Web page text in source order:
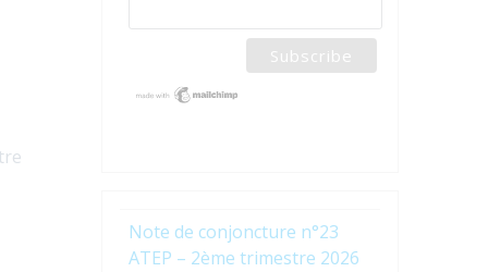
Note de conjoncture n°23
ATEP – 2ème trimestre 2026